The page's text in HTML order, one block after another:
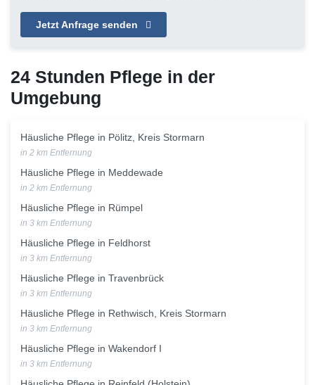
Jetzt Anfrage senden
24 Stunden Pflege in der
Umgebung
Häusliche Pflege in Pölitz, Kreis Stormarn
in 2 km Entfernung
Häusliche Pflege in Meddewade
in 2 km Entfernung
Häusliche Pflege in Rümpel
in 3 km Entfernung
Häusliche Pflege in Feldhorst
in 3 km Entfernung
Häusliche Pflege in Travenbrück
in 3 km Entfernung
Häusliche Pflege in Rethwisch, Kreis Stormarn
in 3 km Entfernung
Häusliche Pflege in Wakendorf I
in 3 km Entfernung